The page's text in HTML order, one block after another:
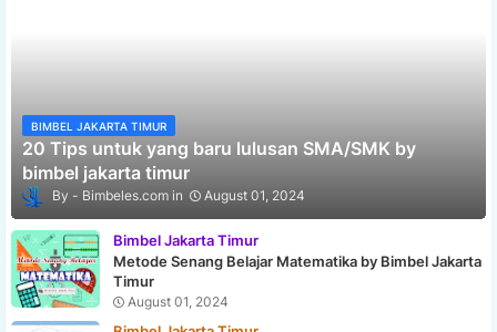
BIMBEL JAKARTA TIMUR
20 Tips untuk yang baru lulusan SMA/SMK by
bimbel jakarta timur
Bimbeles.com August 01, 2024
Bimbel Jakarta Timur
Metode Senang Belajar Matematika by Bimbel Jakarta
Timur
August 01, 2024